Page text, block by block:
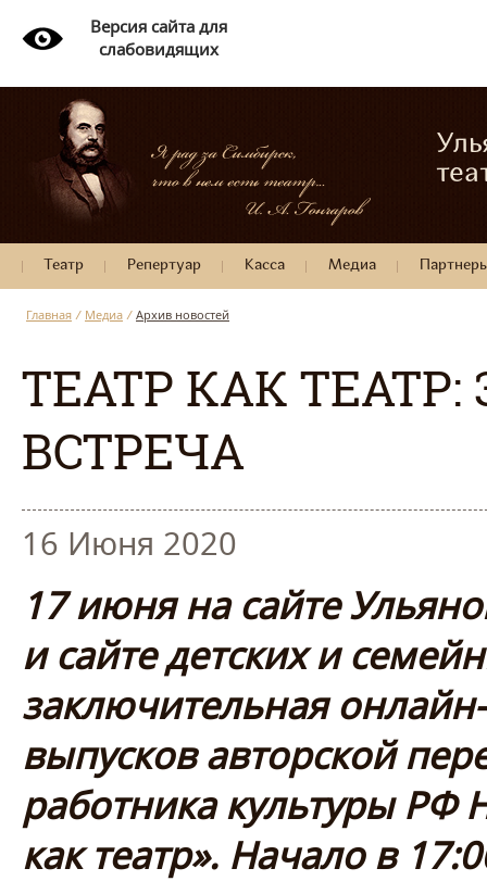
Версия сайта для
слабовидящих
Театр Репертуар Касса Медиа
Главная / Медиа / Архив новостей
ТЕАТР КАК
ВСТРЕЧА
16 Июня 2020
17 июня на сайте
и сайте детских и
заключительная
выпусков авторской
работника культуры РФ
как театр». Начало в